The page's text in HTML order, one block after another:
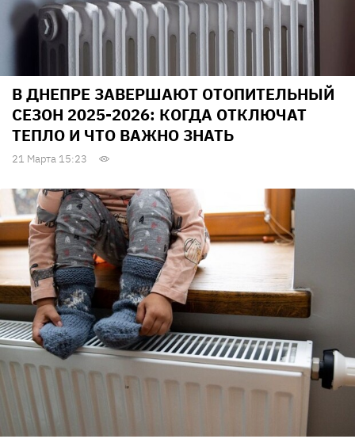
В ДНЕПРЕ ЗАВЕРШАЮТ ОТОПИТЕЛЬНЫЙ
СЕЗОН 2025-2026: КОГДА ОТКЛЮЧАТ
ТЕПЛО И ЧТО ВАЖНО ЗНАТЬ
21 Марта 15:23